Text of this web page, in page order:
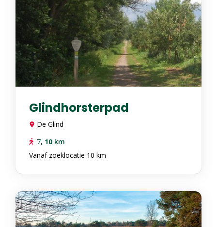
Glindhorsterpad
De Glind
7, 10 km
Vanaf zoeklocatie 10 km